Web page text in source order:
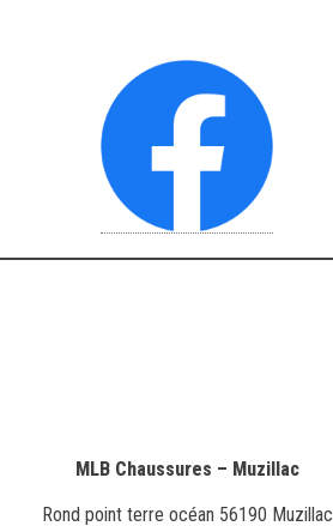
MLB Chaussures – Muzillac
Rond point terre océan 56190 Muzillac